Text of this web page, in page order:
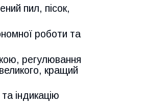
пил, пісок,
роботи та
регулювання
кращий
індикацію